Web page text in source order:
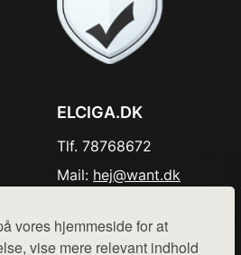
vores hjemmeside for at
vise mere relevant indhold
ELCIGA.DK
Tlf. 78768672
Mail: hej@want.dk